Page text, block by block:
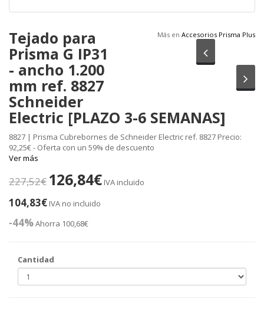
Más en Accesorios Prisma Plus
Anterior
Tejado para
Prisma G IP31
- ancho 1.200
mm ref. 8827
Schneider
Electric [PLAZO 3-6 SEMANAS]
8827 | Prisma Cubrebornes de Schneider Electric ref. 8827 Precio:
92,25€ - Oferta con un 59% de descuento
Ver más
227,52€ 126,84€ IVA incluido
104,83€ IVA no incluido
-44%Ahorra 100,68€
Cantidad